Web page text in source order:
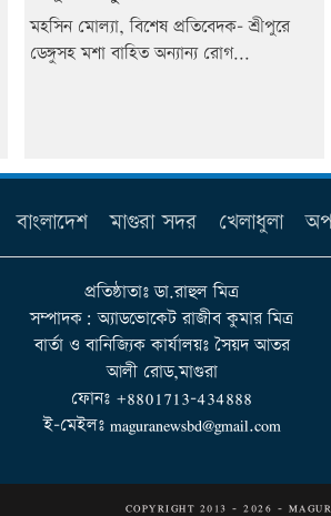
মহসিন মোল্যা, বিশেষ প্রতিবেদক- শ্রীপুরে
ডেঙ্গুসহ মশা বাহিত অন্যান্য রোগ...
বাংলাদেশ মাগুরা সদর খেলাধুলা
প্রতিষ্ঠাতাঃ ডা.রাহুল মিত্র
সম্পাদক: অ্যাডভোকেট রাজীব কুমার মিত্র
বার্তা ও বানিজ্যিক কার্যালয়ঃ সৈয়দ আতর
আলী রোড,মাগুরা
ফোনঃ +8801713-434888
ই-মেইলঃ maguranewsbd@gmail.com
COPYRIGHT 2013 - 2026 -